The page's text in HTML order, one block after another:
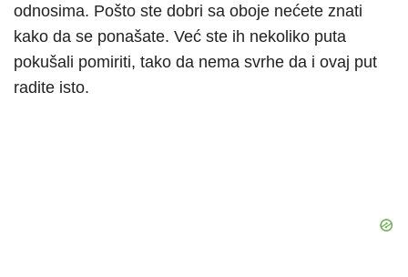
odnosima. Pošto ste dobri sa oboje nećete znati
kako da se ponašate. Već ste ih nekoliko puta
pokušali pomiriti, tako da nema svrhe da i ovaj put
radite isto.